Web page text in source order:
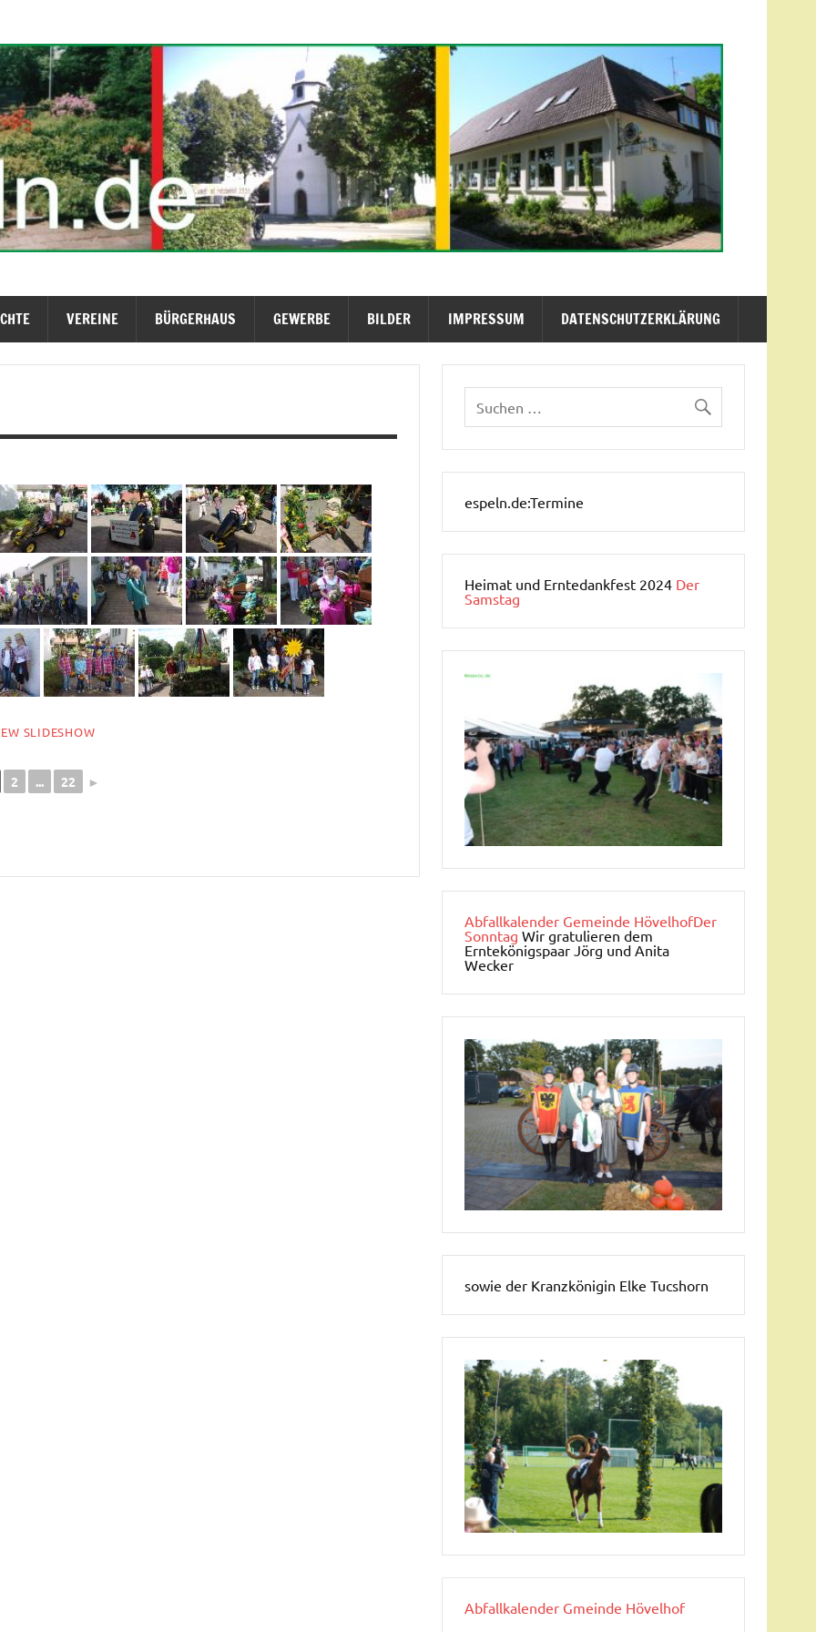
VEREINE BÜRGERHAUS GEWERBE BILDER IMPRESSUM DATENSCHUTZERKLÄRUNG
SLIDESHOW
2 ... 22 ►
espeln.de:Termine
Heimat und Erntedankfest 2024 Der
Samstag
Abfallkalender Gemeinde HövelhofDer
Sonntag Wir gratulieren dem
Erntekönigspaar Jörg und Anita
Wecker
sowie der Kranzkönigin Elke Tucshorn
Abfallkalender Gmeinde Hövelhof